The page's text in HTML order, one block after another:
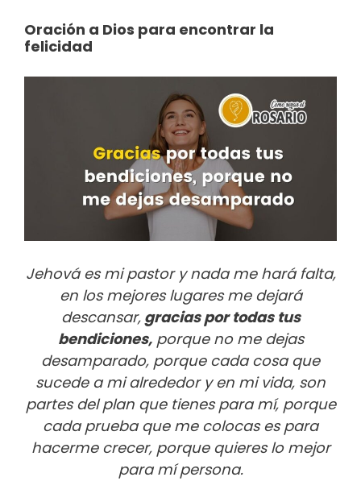
Oración a Dios para encontrar la
felicidad
Jehová es mi pastor y nada me hará falta,
en los mejores lugares me dejará
descansar,gracias por todas tus
bendiciones,porque no me dejas
desamparado, porque cada cosa que
sucede a mi alrededor y en mi vida, son
partes del plan que tienes para mí, porque
cada prueba que me colocas es para
hacerme crecer, porque quieres lo mejor
para mí persona.